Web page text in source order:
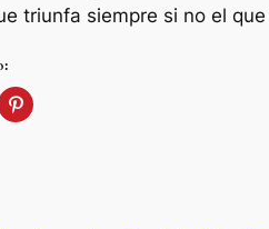
triunfa siempre si no el